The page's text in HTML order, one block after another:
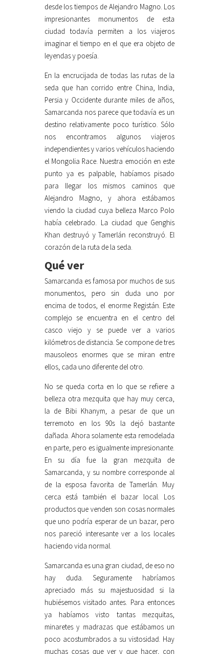
desde los tiempos de Alejandro Magno. Los
impresionantes monumentos de esta
ciudad todavía permiten a los viajeros
imaginar el tiempo en el que era objeto de
leyendas y poesía.
En la encrucijada de todas las rutas de la
seda que han corrido entre China, India,
Persia y Occidente durante miles de años,
Samarcanda nos parece que todavía es un
destino relativamente poco turístico. Sólo
nos encontramos algunos viajeros
independientes y varios vehículos haciendo
el Mongolia Race. Nuestra emoción en este
punto ya es palpable, habíamos pisado
para llegar los mismos caminos que
Alejandro Magno, y ahora estábamos
viendo la ciudad cuya belleza Marco Polo
había celebrado. La ciudad que Genghis
Khan destruyó y Tamerlán reconstruyó. El
corazón de la ruta de la seda.
Qué ver
Samarcanda es famosa por muchos de sus
monumentos, pero sin duda uno por
encima de todos, el enorme Registán. Este
complejo se encuentra en el centro del
casco viejo y se puede ver a varios
kilómetros de distancia. Se compone de tres
mausoleos enormes que se miran entre
ellos, cada uno diferente del otro.
No se queda corta en lo que se refiere a
belleza otra mezquita que hay muy cerca,
la de Bibi Khanym, a pesar de que un
terremoto en los 90s la dejó bastante
dañada. Ahora solamente esta remodelada
en parte, pero es igualmente impresionante.
En su día fue la gran mezquita de
Samarcanda, y su nombre corresponde al
de la esposa favorita de Tamerlán. Muy
cerca está también el bazar local. Los
productos que venden son cosas normales
que uno podría esperar de un bazar, pero
nos pareció interesante ver a los locales
haciendo vida normal.
Samarcanda es una gran ciudad, de eso no
hay duda. Seguramente habríamos
apreciado más su majestuosidad si la
hubiésemos visitado antes. Para entonces
ya habíamos visto tantas mezquitas,
minaretes y madrazas que estábamos un
poco acostumbrados a su vistosidad. Hay
muchas cosas que ver y que hacer, con